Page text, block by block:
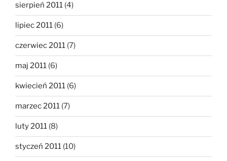
sierpień 2011 (4)
lipiec 2011 (6)
czerwiec 2011 (7)
maj 2011 (6)
kwiecień 2011 (6)
marzec 2011 (7)
luty 2011 (8)
styczeń 2011 (10)